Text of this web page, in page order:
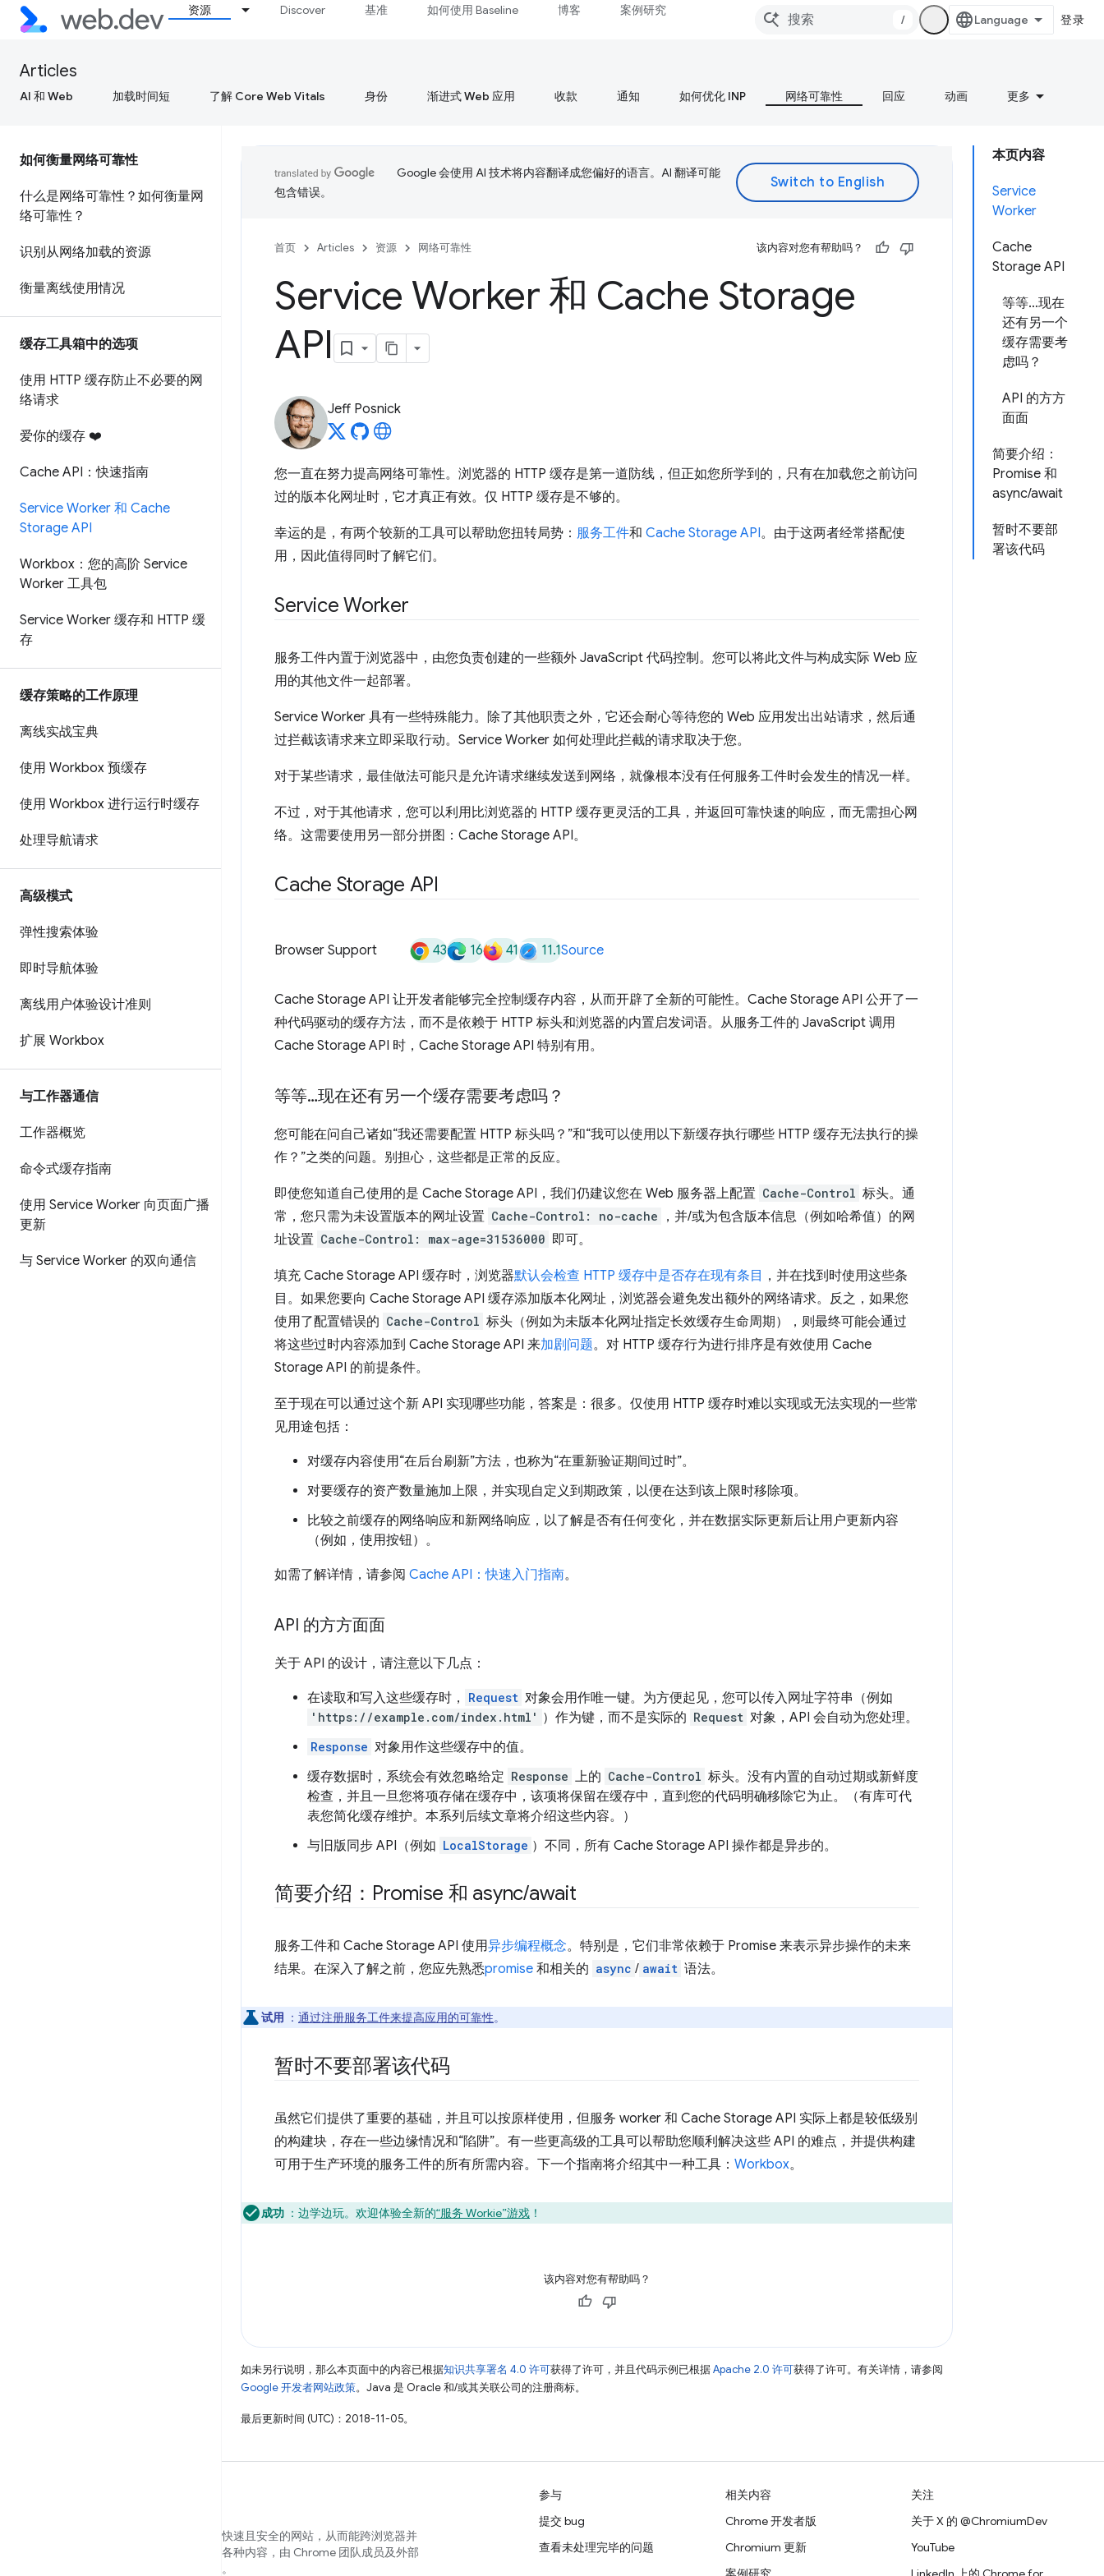
资源 Discover 基准 如何使用 Baseline 博客 案例研究
/ 登录
Articles
AI 和 Web 加载时间短 了解 Core Web Vitals 身份 渐进式 Web 应用 收款 通知 如何优化 INP 网络可靠性 回应 动画 更多
如何衡量网络可靠性
什么是网络可靠性？如何衡量网
络可靠性？
识别从网络加载的资源
衡量离线使用情况
缓存工具箱中的选项
使用 HTTP 缓存防止不必要的网
络请求
爱你的缓存 ❤️
Cache API：快速指南
Service Worker 和 Cache
Storage API
Workbox：您的高阶 Service
Worker 工具包
Service Worker 缓存和 HTTP 缓
存
缓存策略的工作原理
离线实战宝典
使用 Workbox 预缓存
使用 Workbox 进行运行时缓存
处理导航请求
高级模式
弹性搜索体验
即时导航体验
离线用户体验设计准则
扩展 Workbox
与工作器通信
工作器概览
命令式缓存指南
使用 Service Worker 向页面广播
更新
与 Service Worker 的双向通信
本页内容
Service
Worker
Cache
Storage API
等等…现在
还有另一个
缓存需要考
虑吗？
API 的方方
面面
简要介绍：
Promise 和
async/await
暂时不要部
署该代码
Google 会使用 AI 技术将内容翻译成您偏好的语言。AI 翻译可能
包含错误。
首页 Articles 资源 网络可靠性 该内容对您有帮助吗？
Service Worker 和 Cache Storage
API
Jeff Posnick
您一直在努力提高网络可靠性。浏览器的 HTTP 缓存是第一道防线，但正如您所学到的，只有在加载您之前访问
过的版本化网址时，它才真正有效。仅 HTTP 缓存是不够的。
幸运的是，有两个较新的工具可以帮助您扭转局势： 服务工件和 Cache Storage API。由于这两者经常搭配使
用，因此值得同时了解它们。
Service Worker
服务工件内置于浏览器中，由您负责创建的一些额外 JavaScript 代码控制。您可以将此文件与构成实际 Web 应
用的其他文件一起部署。
Service Worker 具有一些特殊能力。除了其他职责之外，它还会耐心等待您的 Web 应用发出出站请求，然后通
过拦截该请求来立即采取行动。Service Worker 如何处理此拦截的请求取决于您。
对于某些请求，最佳做法可能只是允许请求继续发送到网络，就像根本没有任何服务工件时会发生的情况一样。
不过，对于其他请求，您可以利用比浏览器的 HTTP 缓存更灵活的工具，并返回可靠快速的响应，而无需担心网
络。这需要使用另一部分拼图：Cache Storage API。
Cache Storage API
Browser Support 43 16 41 11.1Source
Cache Storage API 让开发者能够完全控制缓存内容，从而开辟了全新的可能性。Cache Storage API 公开了一
种代码驱动的缓存方法，而不是依赖于 HTTP 标头和浏览器的内置启发词语。 从服务工件的 JavaScript 调用
Cache Storage API 时，Cache Storage API 特别有用。
等等…现在还有另一个缓存需要考虑吗？
您可能在问自己诸如“我还需要配置 HTTP 标头吗？”和“我可以使用以下新缓存执行哪些 HTTP 缓存无法执行的操
作？”之类的问题。别担心，这些都是正常的反应。
即使您知道自己使用的是 Cache Storage API，我们仍建议您在 Web 服务器上配置 Cache-Control 标头。通
常，您只需为未设置版本的网址设置 Cache-Control: no-cache
，并/或为包含版本信息（例如哈希值）的网
址设置 Cache-Control: max-age=31536000 即可。
填充 Cache Storage API 缓存时，浏览器默认会检查 HTTP 缓存中是否存在现有条目 ，并在找到时使用这些条
目。如果您要向 Cache Storage API 缓存添加版本化网址，浏览器会避免发出额外的网络请求。反之，如果您
使用了配置错误的 Cache-Control 标头（例如为未版本化网址指定长效缓存生命周期），则最终可能会通过
将这些过时内容添加到 Cache Storage API 来加剧问题。对 HTTP 缓存行为进行排序是有效使用 Cache
Storage API 的前提条件。
至于现在可以通过这个新 API 实现哪些功能，答案是：很多。仅使用 HTTP 缓存时难以实现或无法实现的一些常
见用途包括：
对缓存内容使用“在后台刷新”方法，也称为“在重新验证期间过时”。
对要缓存的资产数量施加上限，并实现自定义到期政策，以便在达到该上限时移除项。
比较之前缓存的网络响应和新网络响应，以了解是否有任何变化，并在数据实际更新后让用户更新内容
（例如，使用按钮）。
如需了解详情，请参阅 Cache API：快速入门指南。
API 的方方面面
关于 API 的设计，请注意以下几点：
在读取和写入这些缓存时， Request 对象会用作唯一键。为方便起见，您可以传入网址字符串（例如
'https://example.com/index.html' ）作为键，而不是实际的 Request 对象，API 会自动为您处理。
Response 对象用作这些缓存中的值。
缓存数据时，系统会有效忽略给定 Response 上的 Cache-Control 标头。没有内置的自动过期或新鲜度
检查，并且一旦您将项存储在缓存中，该项将保留在缓存中，直到您的代码明确移除它为止。（有库可代
表您简化缓存维护。本系列后续文章将介绍这些内容。）
与旧版同步 API（例如 LocalStorage ）不同，所有 Cache Storage API 操作都是异步的。
简要介绍：Promise 和 async/await
服务工件和 Cache Storage API 使用异步编程概念。特别是，它们非常依赖于 Promise 来表示异步操作的未来
结果。在深入了解之前，您应先熟悉promise 和相关的 async / await 语法。
试用 ： 通过注册服务工件来提高应用的可靠性。
暂时不要部署该代码
虽然它们提供了重要的基础，并且可以按原样使用，但服务 worker 和 Cache Storage API 实际上都是较低级别
的构建块，存在一些边缘情况和“陷阱”。有一些更高级的工具可以帮助您顺利解决这些 API 的难点，并提供构建
可用于生产环境的服务工件的所有所需内容。下一个指南将介绍其中一种工具： Workbox。
成功 ：边学边玩。欢迎体验全新的“服务 Workie”游戏 ！
该内容对您有帮助吗？
如未另行说明，那么本页面中的内容已根据知识共享署名 4.0 许可获得了许可，并且代码示例已根据Apache 2.0 许可获得了许可。有关详情，请参阅
Google 开发者网站政策。Java 是 Oracle 和/或其关联公司的注册商标。
最后更新时间 (UTC)：2018-11-05。
我们希望帮助您构建美观、易于访问、快速且安全的网站，从而能跨浏览器并
为您的所有用户提供服务。本网站包含各种内容，由 Chrome 团队成员及外部
专家撰写，可协助您顺利踏上这一旅程。
参与
提交 bug
查看未处理完毕的问题
相关内容
Chrome 开发者版
Chromium 更新
关注
关于 X 的 @ChromiumDev
YouTube